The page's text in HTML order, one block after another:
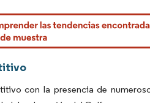
El uso requiere atribución según CC BY 4.0.
con la presencia de